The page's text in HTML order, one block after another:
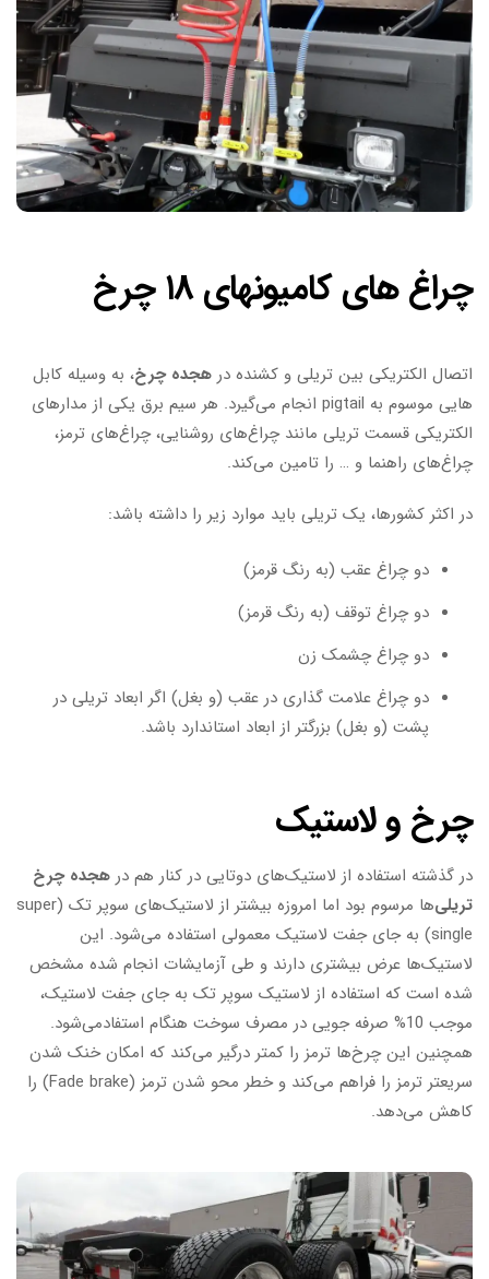
چراغ های کامیونهای ۱۸ چرخ
اتصال الکتریکی بین تریلی و کشنده در هجده چرخ، به وسیله کابل
هایی موسوم به pigtail انجام می‌گیرد. هر سیم برق یکی از مدارهای
الکتریکی قسمت تریلی مانند چراغ‌های روشنایی، چراغ‌های ترمز،
چراغ‌های راهنما و … را تامین می‌کند.
در اکثر کشورها، یک تریلی باید موارد زیر را داشته باشد:
دو چراغ عقب (به رنگ قرمز)
دو چراغ توقف (به رنگ قرمز)
دو چراغ چشمک زن
دو چراغ علامت گذاری در عقب (و بغل) اگر ابعاد تریلی در
پشت (و بغل) بزرگتر از ابعاد استاندارد باشد.
چرخ و لاستیک
در گذشته استفاده از لاستیک‌های دوتایی در کنار هم در هجده چرخ
تریلی
‌ها مرسوم بود اما امروزه بیشتر از لاستیک‌های سوپر تک (super
single) به جای جفت لاستیک معمولی استفاده می‌شود. این
لاستیک‌ها عرض بیشتری دارند و طی آزمایشات انجام شده مشخص
شده است که استفاده از لاستیک سوپر تک به جای جفت لاستیک،
موجب 10% صرفه جویی در مصرف سوخت هنگام استفادمی‌شود.
همچنین این چرخ‌ها ترمز را کمتر درگیر می‌کند که امکان خنک شدن
سریعتر ترمز را فراهم می‌کند و خطر محو شدن ترمز (Fade brake) را
کاهش می‌دهد.